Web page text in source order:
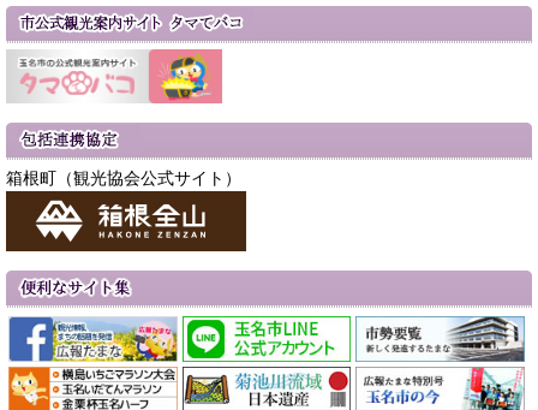
箱根町（観光協会公式サイト）